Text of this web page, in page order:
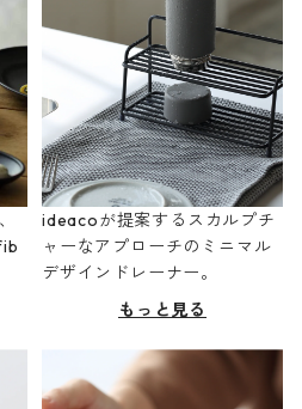
ideacoが提案するスカルプチ
ャーなアプローチのミニマル
デザインドレーナー。
もっと見る